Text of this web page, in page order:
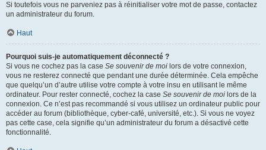
Si toutefois vous ne parveniez pas à réinitialiser votre mot de passe, contactez
un administrateur du forum.
Haut
Pourquoi suis-je automatiquement déconnecté ?
Si vous ne cochez pas la case Se souvenir de moi lors de votre connexion,
vous ne resterez connecté que pendant une durée déterminée. Cela empêche
que quelqu’un d’autre utilise votre compte à votre insu en utilisant le même
ordinateur. Pour rester connecté, cochez la case Se souvenir de moi lors de la
connexion. Ce n’est pas recommandé si vous utilisez un ordinateur public pour
accéder au forum (bibliothèque, cyber-café, université, etc.). Si vous ne voyez
pas cette case, cela signifie qu’un administrateur du forum a désactivé cette
fonctionnalité.